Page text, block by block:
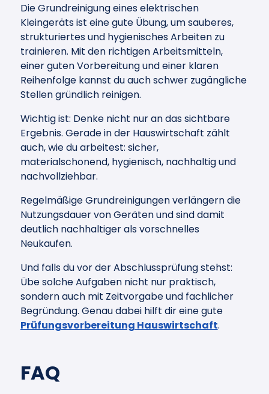
Die Grundreinigung eines elektrischen
Kleingeräts ist eine gute Übung, um sauberes,
strukturiertes und hygienisches Arbeiten zu
trainieren. Mit den richtigen Arbeitsmitteln,
einer guten Vorbereitung und einer klaren
Reihenfolge kannst du auch schwer zugängliche
Stellen gründlich reinigen.
Wichtig ist: Denke nicht nur an das sichtbare
Ergebnis. Gerade in der Hauswirtschaft zählt
auch, wie du arbeitest: sicher,
materialschonend, hygienisch, nachhaltig und
nachvollziehbar.
Regelmäßige Grundreinigungen verlängern die
Nutzungsdauer von Geräten und sind damit
deutlich nachhaltiger als vorschnelles
Neukaufen.
Und falls du vor der Abschlussprüfung stehst:
Übe solche Aufgaben nicht nur praktisch,
sondern auch mit Zeitvorgabe und fachlicher
Begründung. Genau dabei hilft dir eine gute
Prüfungsvorbereitung Hauswirtschaft.
FAQ